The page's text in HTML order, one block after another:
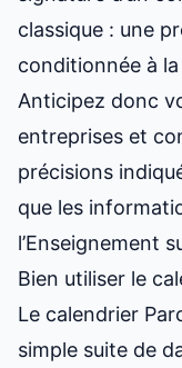
classique : une
conditionnée à
Anticipez donc
entreprises et
précisions
que les
l’Enseignement
Bien utiliser le
Le calendrier
simple suite de